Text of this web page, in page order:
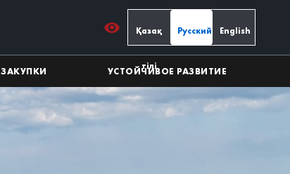
Қазақ
тілі
Русский English
ЗАКУПКИ УСТОЙЧИВОЕ РАЗВИТИЕ